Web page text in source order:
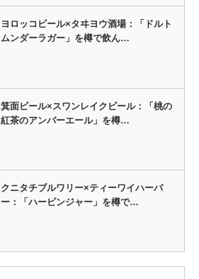
ヨロッコビール×タヰヨウ酒場：「ドルト
ムンダーラガー」を樽で飲ん…
箕面ビール×スワンレイクビール：「桃の
紅茶のアンバーエール」を樽…
クニタチブルワリー×ティーワイハーバ
ー：「ハービンジャー」を樽で…